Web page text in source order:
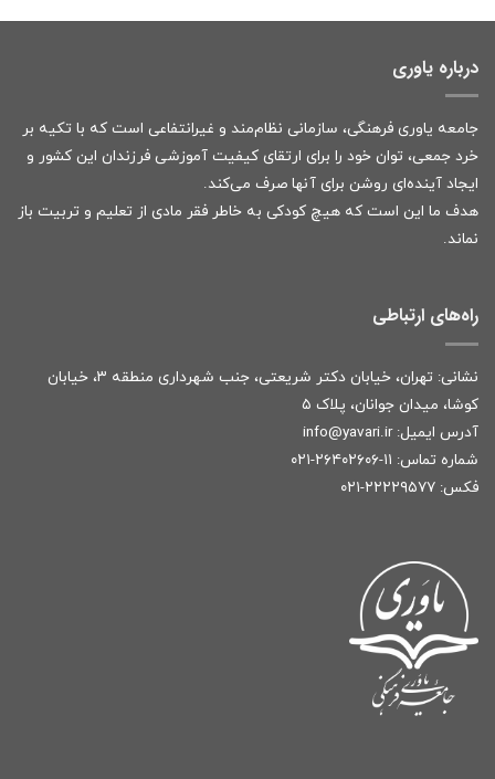
درباره یاوری
جامعه یاوری فرهنگی، سازمانی نظام‌مند و غیرانتفاعی است که با تکیه بر
خرد جمعی، توان خود را برای ارتقای کیفیت آموزشی فرزندان این کشور و
ایجاد آینده‌ای روشن برای آنها صرف می‌کند.
هدف ما این است که هیچ کودکی به خاطر فقر مادی از تعلیم و تربیت باز
نماند.
راه‌های ارتباطی
نشانی: تهران، خیابان دکتر شریعتی، جنب شهرداری منطقه ۳، خیابان
کوشا، میدان جوانان، پلاک ۵
آدرس ایمیل: info@yavari.ir
شماره تماس: ۱۱-۲۶۴۰۲۶۰۶-۰۲۱
فکس: ۲۲۲۲۹۵۷۷-۰۲۱